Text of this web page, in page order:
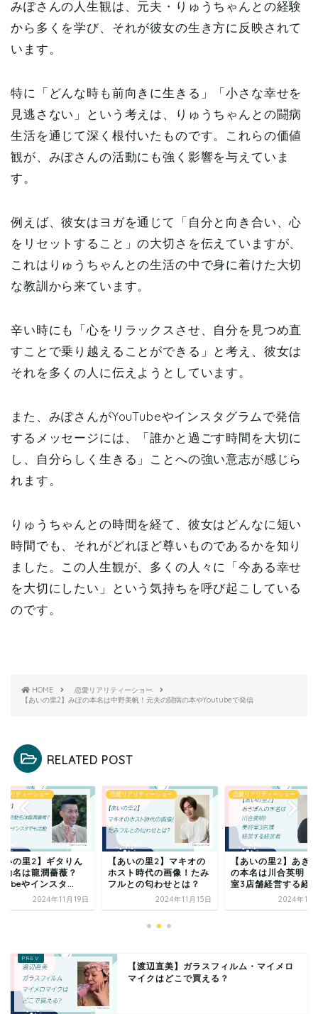
みぽさんの人生観は、元夫・りゅうちゃんとの経験
から多くを学び、それが彼女の生き方に反映されて
います。
特に「どんな時も前向きに生きる」「小さな幸せを
見逃さない」という考えは、りゅうちゃんとの闘病
生活を通じて深く根付いたものです。これらの価値
観が、みぽさんの活動にも強く影響を与えていま
す。
例えば、彼女はヨガを通じて「自分と向き合い、心
をリセットすること」の大切さを伝えていますが、
これはりゅうちゃんとの生活の中で身に着けた大切
な教訓から来ています。
辛い時にも「心をリラックスさせ、自分を見つめ直
すことで乗り越えることができる」と考え、彼女は
それを多くの人に伝えようとしています。
また、みぽさんがYouTubeやインスタグラムで発信
するメッセージには、「誰かと過ごす時間を大切に
し、自分らしく生きる」ことへの強い意志が感じら
れます。
りゅうちゃんとの時間を経て、彼女はどんなに短い
時間でも、それがどれほど尊いものであるかを知り
ました。この人生観が、多くの人々に「今ある幸せ
を大切にしたい」という気持ちを呼び起こしている
のです。
HOME
恋愛リアリティーショー
【あいの里2】みぽの本名は中野美帆！元夫の闘病の本やYoutubeで発信
RELATED POST
アリティーショー
いの里2】ギタりん
動名は龍潤薔薇？
やインスタ...
2024年11月19日
恋愛リアリティーショー
【あいの里2】マキオの
ホスト時代の画像！たみ
フルとの匂わせとは？
2024年11月15日
恋愛リアリティーショー
【あいの里2】あき
の本名は川合英明！
室3店舗経営する経
2024年11
【渡辺直美】ガラスフィルム・マイメロ
マイクはどこで買える？